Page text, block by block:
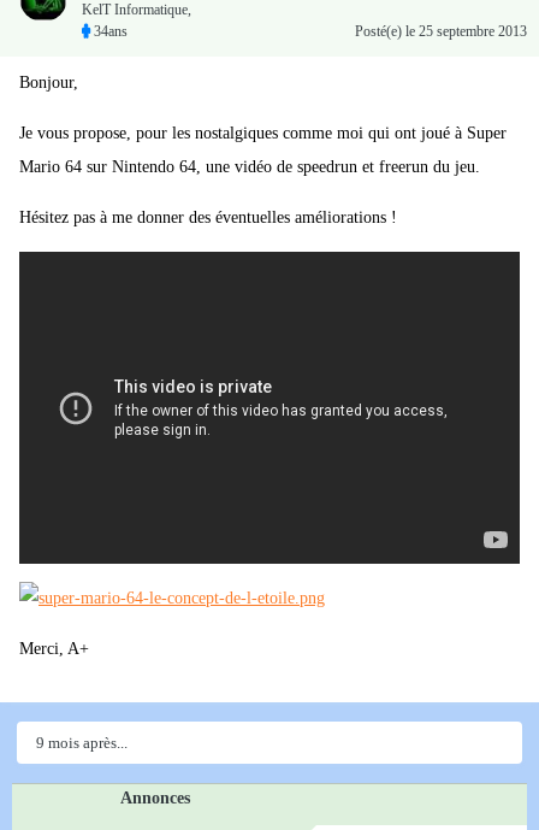
KelT Informatique,
34ans
Posté(e) le 25 septembre 2013
Bonjour,
Je vous propose, pour les nostalgiques comme moi qui ont joué à Super
Mario 64 sur Nintendo 64, une vidéo de speedrun et freerun du jeu.
Hésitez pas à me donner des éventuelles améliorations !
Merci, A+
9 mois après...
Annonces